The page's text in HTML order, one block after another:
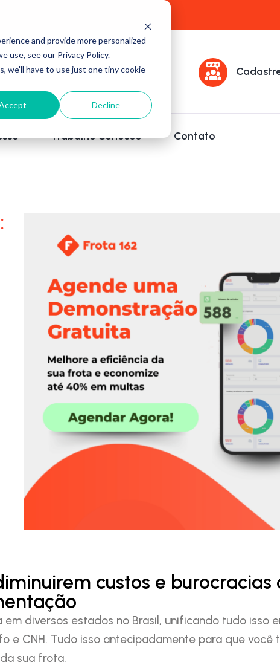
and provide more personalized
use, see our Privacy Policy.
we'll have to use just one tiny cookie
Decline
Trabalhe Conosco Contato
custos e burocracias
diversos estados no Brasil, unificando tudo isso
e CNH. Tudo isso antecipadamente para que você
sua frota.